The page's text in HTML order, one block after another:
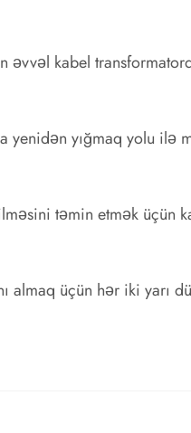
əvvəl kabel
yığmaq yolu ilə
təmin etmək
almaq üçün hər iki yarı